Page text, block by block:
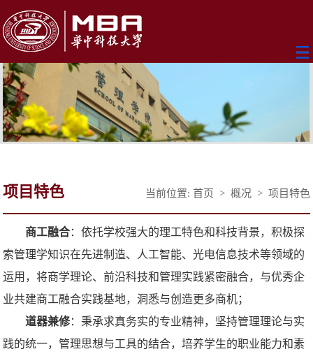
项目特色 当前位置: 首页 > 概况 > 项目特色
商工融合：依托学校强大的理工特色和科技背景，积极探
索管理学知识在先进制造、人工智能、光电信息技术等领域的
运用，将商学理论、前沿科技和管理实践紧密融合，与优秀企
业共建商工融合实践基地，洞悉与创造更多商机；
道器兼修：秉承求真务实的专业精神，坚持管理理论与实
践的统一，管理思想与工具的结合，培养学生的职业能力和素